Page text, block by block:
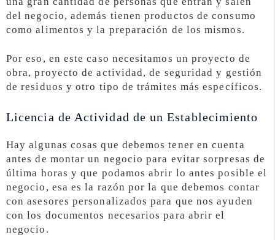
del negocio, además tienen productos de consumo
como alimentos y la preparación de los mismos.
Por eso, en este caso necesitamos un proyecto de
obra, proyecto de actividad, de seguridad y gestión
de residuos y otro tipo de trámites más específicos.
Licencia de Actividad de un Establecimiento
Hay algunas cosas que debemos tener en cuenta
antes de montar un negocio para evitar sorpresas de
última horas y que podamos abrir lo antes posible el
negocio, esa es la razón por la que debemos contar
con asesores personalizados para que nos ayuden
con los documentos necesarios para abrir el
negocio.